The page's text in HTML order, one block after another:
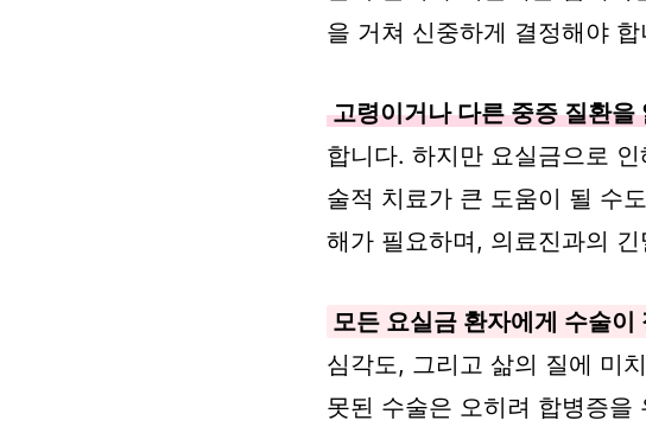
을 거쳐 신중하게 결정해야 합
고령이거나 다른 중증 질환을
합니다. 하지만 요실금으로
술적 치료가 큰 도움이 될 수
해가 필요하며, 의료진과의
모든 요실금 환자에게 수술이
심각도, 그리고 삶의 질에 미
못된 수술은 오히려 합병증을